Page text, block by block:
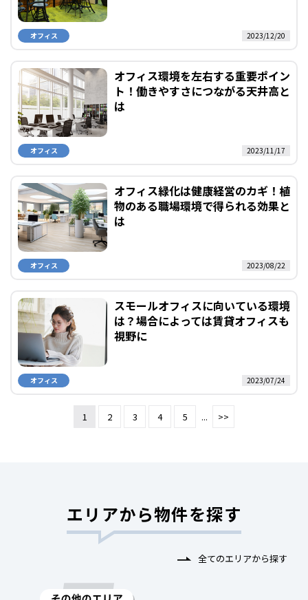
オフィス 2023/12/20
オフィス環境を左右する重要ポイン
ト！働きやすさにつながる天井高と
は
オフィス 2023/11/17
オフィス緑化は健康経営のカギ！植
物のある職場環境で得られる効果と
は
オフィス 2023/08/22
スモールオフィスに向いている環境
は？場合によっては賃貸オフィスも
視野に
オフィス 2023/07/24
1 2 3 4 5 ... >>
エリアから物件を探す
全てのエリアから探す